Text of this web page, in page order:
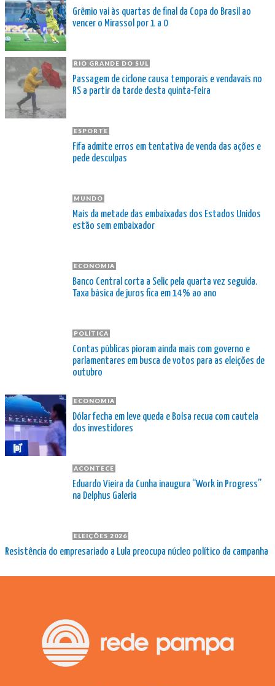
Grêmio vai às quartas de final da Copa do Brasil ao
vencer o Mirassol por 1 a 0
RIO GRANDE DO SUL
Passagem de ciclone causa temporais e vendavais no
RS a partir da tarde desta quinta-feira
ESPORTE
Fifa admite erros em tentativa de venda das ações e
pede desculpas
MUNDO
Mais da metade das embaixadas dos Estados Unidos
estão sem embaixador
ECONOMIA
Banco Central corta a Selic pela quarta vez seguida.
Taxa básica de juros fica em 14% ao ano
POLÍTICA
Contas públicas pioram ainda mais com governo e
parlamentares em busca de votos para as eleições de
outubro
ECONOMIA
Dólar fecha em leve queda e Bolsa recua com cautela
dos investidores
ACONTECE
Eduardo Vieira da Cunha inaugura “Work in Progress”
na Delphus Galeria
ELEIÇÕES 2026
Resistência do empresariado a Lula preocupa núcleo político da campanha